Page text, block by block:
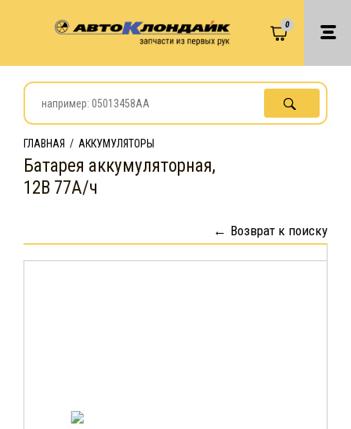
0
ГЛАВНАЯ / АККУМУЛЯТОРЫ
Батарея аккумуляторная,
12В 77А/ч
Возврат к поиску